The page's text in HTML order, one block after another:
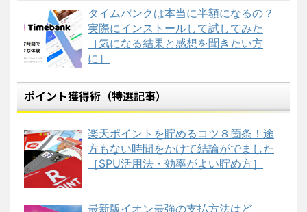
タイムバンクは本当に半額になるの？
実際にインストールして試してみた
［気になる結果と感想を聞きたい方
に］
ポイント獲得術（特選記事）
楽天ポイントを貯めるコツ８箇条！途
方もない時間をかけて結論がでました
［SPU活用法・効率がよい貯め方］
最新版イオン最強の支払方法はど